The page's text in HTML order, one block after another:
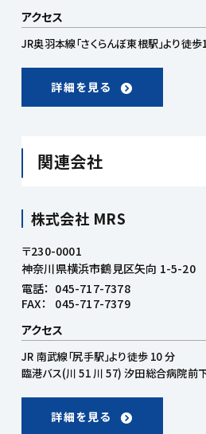
アクセス
JR奥羽本線「さくらんぼ東根駅」より徒
詳細を見る
関連会社
株式会社 MRS
〒230-0001
神奈川県横浜市鶴見区矢向 1-5-20
電話： 045-717-7378
FAX：
045-717-7379
アクセス
JR 南武線「尻手駅」より徒歩 10 分
臨港バス(川 51 川 57) 汐田総合病院前
詳細を見る